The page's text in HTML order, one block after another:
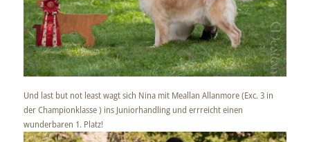
Und last but not least wagt sich Nina mit Meallan Allanmore (Exc. 3 in
der Championklasse ) ins Juniorhandling und errreicht einen
wunderbaren 1. Platz!